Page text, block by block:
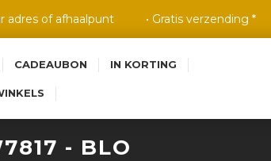
adres of afhaalpunt • Gratis verzending *
CADEAUBON IN KORTING
- BLO